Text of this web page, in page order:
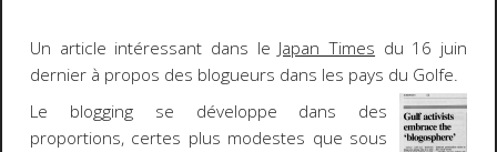
Un article intéressant dans leJapan Times du 16 juin
dernier à propos des blogueurs dans les pays du Golfe.
Le blogging se développe dans des
proportions, certes plus modestes que sous